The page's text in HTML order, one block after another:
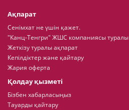
Ақпарат
Сенімхат не үшін қажет.
"Канц-Тенгри" ЖШС компаниясы туралы
Жеткізу туралы ақпарат
Кепілдіктер және қайтару
Жария оферта
Қолдау қызметі
Бізбен хабарласыңыз
Тауарды қайтару